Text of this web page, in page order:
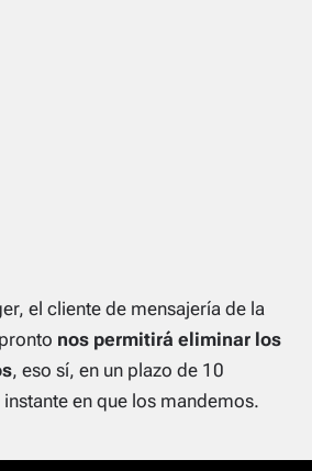
el cliente de mensajería de la
nos permitirá eliminar los
, eso sí, en un plazo de 10
en que los mandemos.